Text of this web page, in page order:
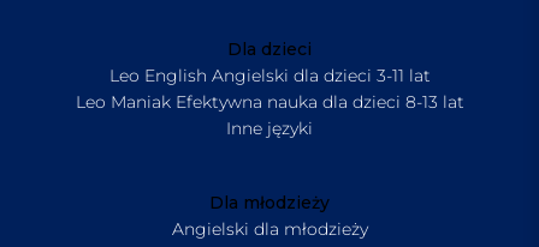
Dla dzieci
Leo English Angielski dla dzieci 3-11 lat
Leo Maniak Efektywna nauka dla dzieci 8-13 lat
Inne języki
Dla młodzieży
Angielski dla młodzieży